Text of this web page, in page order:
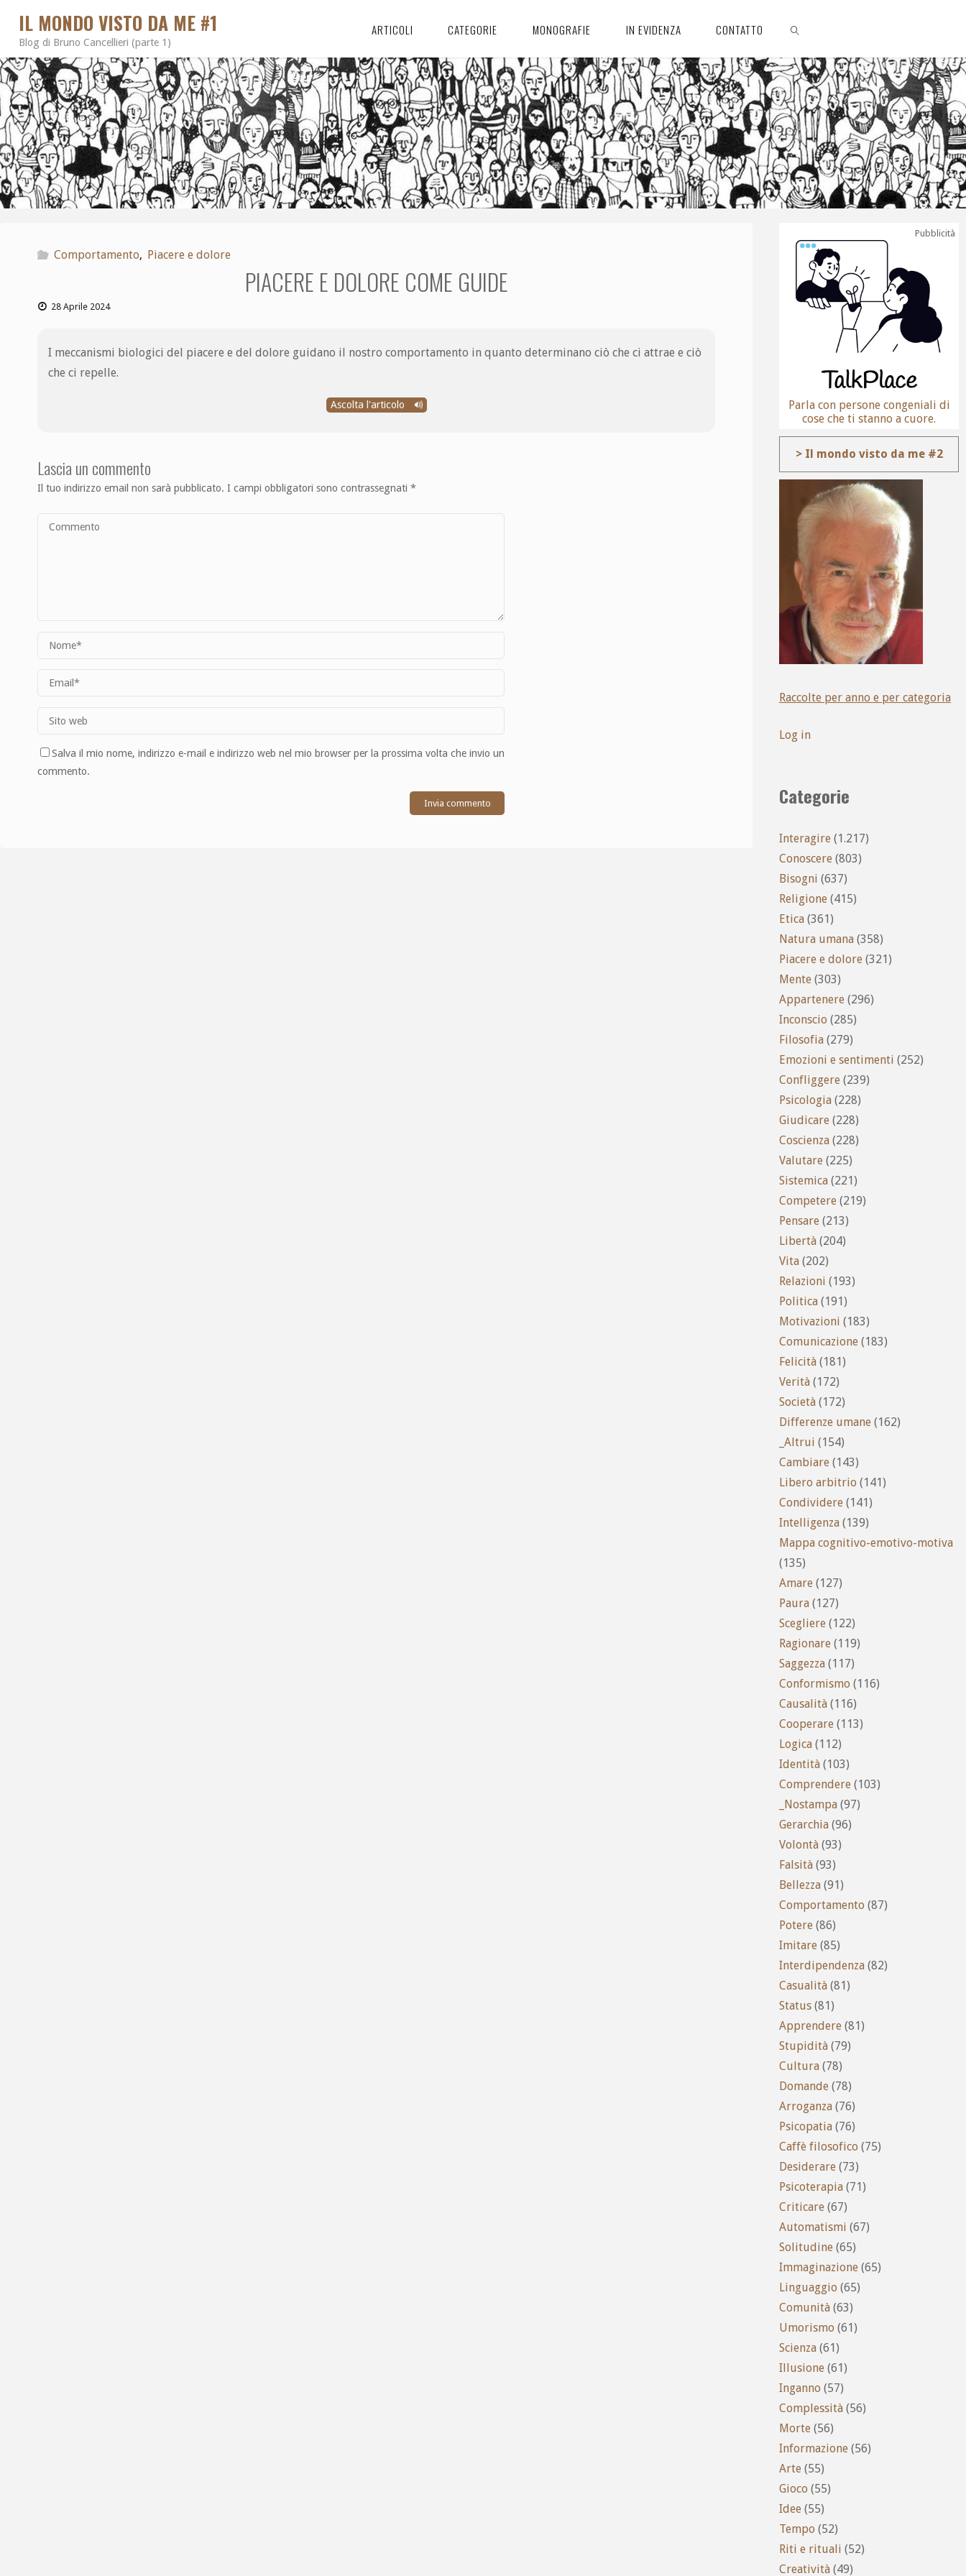
IL MONDO VISTO DA ME #1
Blog di Bruno Cancellieri (parte 1)
ARTICOLI CATEGORIE MONOGRAFIE IN EVIDENZA CONTATTO
CERCA
Comportamento, Piacere e dolore
PIACERE E DOLORE COME GUIDE
28 Aprile 2024
I meccanismi biologici del piacere e del dolore guidano il nostro comportamento in quanto determinano ciò che ci attrae e ciò
che ci repelle.
Ascolta l'articolo
Lascia un commento
Il tuo indirizzo email non sarà pubblicato. I campi obbligatori sono contrassegnati*
Salva il mio nome, indirizzo e-mail e indirizzo web nel mio browser per la prossima volta che invio un
commento.
Pubblicità
Parla con persone congeniali di
cose che ti stanno a cuore.
> Il mondo visto da me #2
Raccolte per anno e per categoria
Log in
Categorie
Interagire (1.217)
Conoscere (803)
Bisogni (637)
Religione (415)
Etica (361)
Natura umana (358)
Piacere e dolore (321)
Mente (303)
Appartenere (296)
Inconscio (285)
Filosofia (279)
Emozioni e sentimenti (252)
Confliggere (239)
Psicologia (228)
Giudicare (228)
Coscienza (228)
Valutare (225)
Sistemica (221)
Competere (219)
Pensare (213)
Libertà (204)
Vita (202)
Relazioni (193)
Politica (191)
Motivazioni (183)
Comunicazione (183)
Felicità (181)
Verità (172)
Società (172)
Differenze umane (162)
_Altrui (154)
Cambiare (143)
Libero arbitrio (141)
Condividere (141)
Intelligenza (139)
Mappa cognitivo-emotivo-motiva
(135)
Amare (127)
Paura (127)
Scegliere (122)
Ragionare (119)
Saggezza (117)
Conformismo (116)
Causalità (116)
Cooperare (113)
Logica (112)
Identità (103)
Comprendere (103)
_Nostampa (97)
Gerarchia (96)
Volontà (93)
Falsità (93)
Bellezza (91)
Comportamento (87)
Potere (86)
Imitare (85)
Interdipendenza (82)
Casualità (81)
Status (81)
Apprendere (81)
Stupidità (79)
Cultura (78)
Domande (78)
Arroganza (76)
Psicopatia (76)
Caffè filosofico (75)
Desiderare (73)
Psicoterapia (71)
Criticare (67)
Automatismi (67)
Solitudine (65)
Immaginazione (65)
Linguaggio (65)
Comunità (63)
Umorismo (61)
Scienza (61)
Illusione (61)
Inganno (57)
Complessità (56)
Morte (56)
Informazione (56)
Arte (55)
Gioco (55)
Idee (55)
Tempo (52)
Riti e rituali (52)
Creatività (49)